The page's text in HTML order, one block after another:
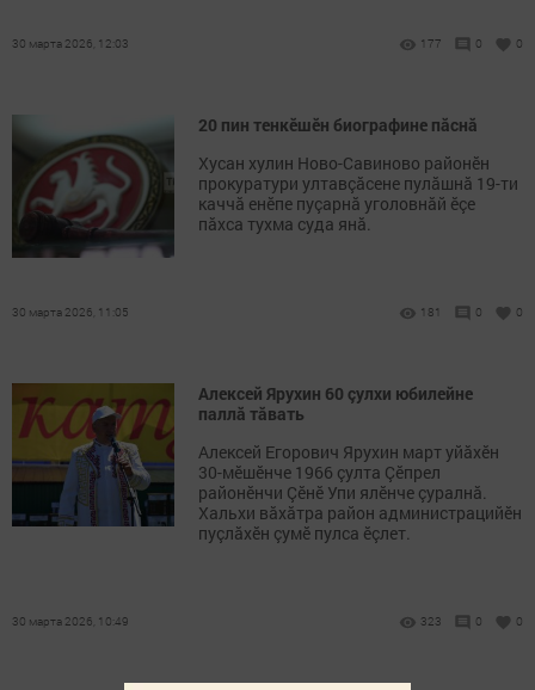
30 марта 2026, 12:03 177 0 0
20 пин тенкӗшӗн биографине пăснă
Хусан хулин Ново-Савиново районӗн
прокуратури ултавçăсене пулăшнă 19-ти
каччă енӗпе пуçарнă уголовнăй ӗçе
пăхса тухма суда янă.
30 марта 2026, 11:05 181 0 0
Алексей Ярухин 60 çулхи юбилейне
паллă тăвать
Алексей Егорович Ярухин март уйăхӗн
30-мӗшӗнче 1966 çулта Çӗпрел
районӗнчи Çӗнӗ Упи ялӗнче çуралнă.
Хальхи вăхăтра район администрацийӗн
пуçлăхӗн çумӗ пулса ӗçлет.
30 марта 2026, 10:49 323 0 0